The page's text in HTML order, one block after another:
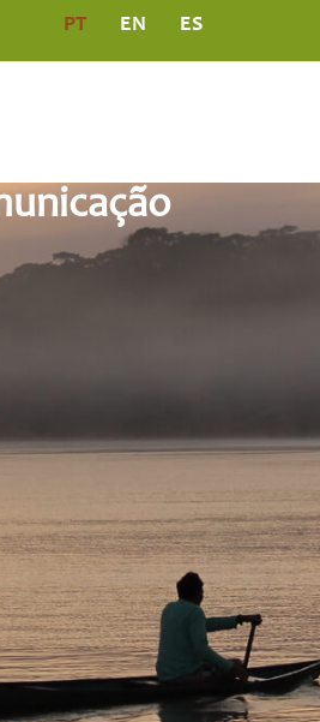
PT EN ES